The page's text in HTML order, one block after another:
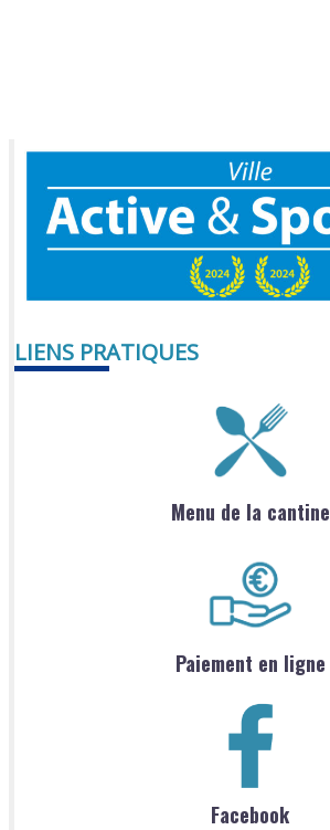
LIENS PRATIQUES
Menu de la cantine
Paiement en ligne
Facebook